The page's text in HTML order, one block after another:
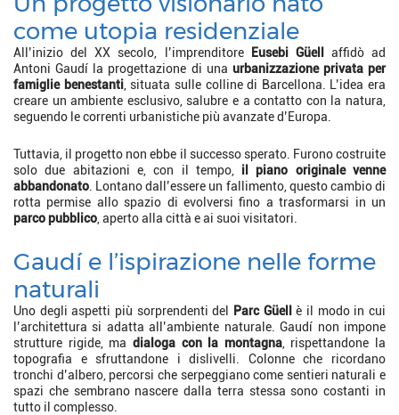
come utopia residenziale
All’inizio del XX secolo, l’imprenditore Eusebi Güell
affidò ad
Antoni Gaudí la progettazione di una urbanizzazione privata per
famiglie benestanti, situata sulle colline di Barcellona. L’idea era
creare un ambiente esclusivo, salubre e a contatto con la natura,
seguendo le correnti urbanistiche più avanzate d’Europa.
Tuttavia, il progetto non ebbe il successo sperato. Furono costruite
solo due abitazioni e, con il tempo, il piano originale venne
abbandonato . Lontano dall’essere un fallimento, questo cambio di
rotta permise allo spazio di evolversi fino a trasformarsi in un
parco pubblico , aperto alla città e ai suoi visitatori.
Gaudí e l’ispirazione nelle forme
naturali
Uno degli aspetti più sorprendenti del Parc Güell
è il modo in cui
l’architettura si adatta all’ambiente naturale. Gaudí non impone
strutture rigide, ma dialoga con la montagna, rispettandone la
topografia e sfruttandone i dislivelli. Colonne che ricordano
tronchi d’albero, percorsi che serpeggiano come sentieri naturali e
spazi che sembrano nascere dalla terra stessa sono costanti in
tutto il complesso.